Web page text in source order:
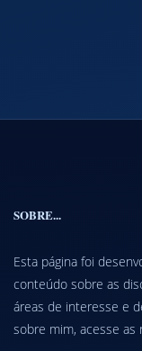
SOBRE...
Esta página foi
conteúdo sobre as
áreas de interesse e
sobre mim, acesse as